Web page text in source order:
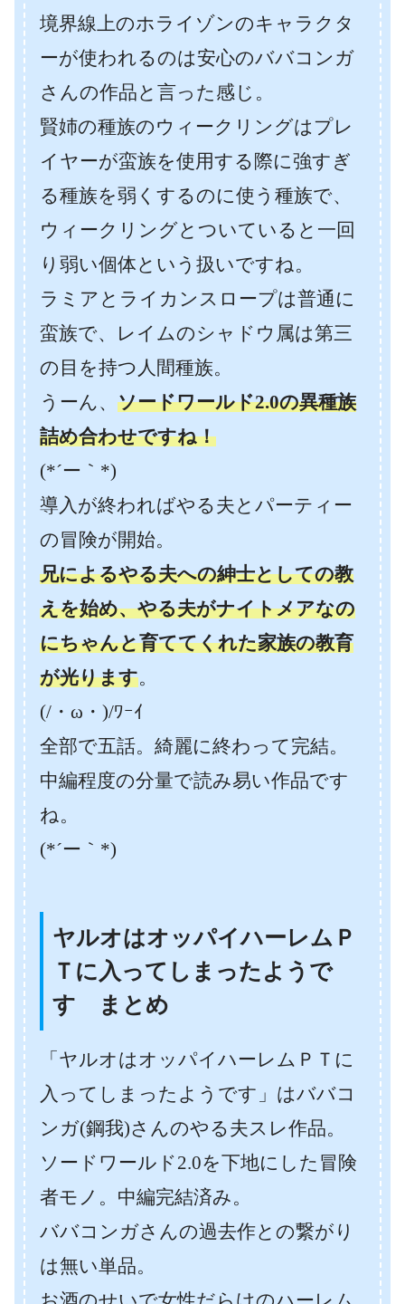
境界線上のホライゾンのキャラクタ
ーが使われるのは安心のババコンガ
さんの作品と言った感じ。
賢姉の種族のウィークリングはプレ
イヤーが蛮族を使用する際に強すぎ
る種族を弱くするのに使う種族で、
ウィークリングとついていると一回
り弱い個体という扱いですね。
ラミアとライカンスロープは普通に
蛮族で、レイムのシャドウ属は第三
の目を持つ人間種族。
うーん、 ソードワールド2.0の異種族
詰め合わせですね！
(*´ー｀*)
導入が終わればやる夫とパーティー
の冒険が開始。
兄によるやる夫への紳士としての教
えを始め、やる夫がナイトメアなの
にちゃんと育ててくれた家族の教育
が光ります。
(/・ω・)/ﾜｰｲ
全部で五話。綺麗に終わって完結。
中編程度の分量で読み易い作品です
ね。
(*´ー｀*)
ヤルオはオッパイハーレムＰ
Ｔに入ってしまったようで
す まとめ
「ヤルオはオッパイハーレムＰＴに
入ってしまったようです」はババコ
ンガ(鋼我)さんのやる夫スレ作品。
ソードワールド2.0を下地にした冒険
者モノ。中編完結済み。
ババコンガさんの過去作との繋がり
は無い単品。